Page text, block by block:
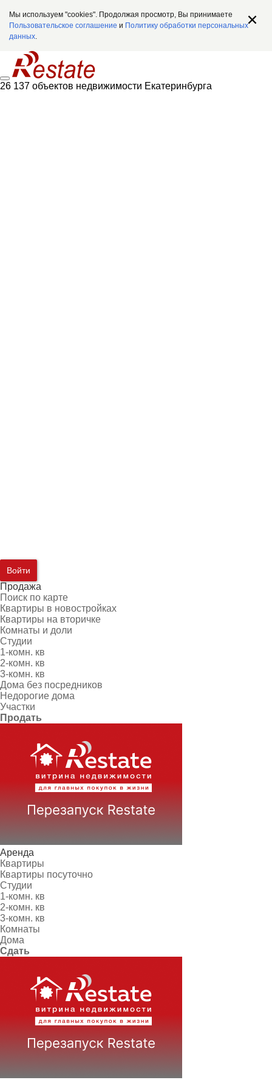
Мы используем "cookies". Продолжая просмотр, Вы принимаете
Пользовательское соглашение и Политику обработки персональных
данных.
26 137 объектов недвижимости Екатеринбурга
Войти
Продажа
Поиск по карте
Квартиры в новостройках
Квартиры на вторичке
Комнаты и доли
Студии
1-комн. кв
2-комн. кв
3-комн. кв
Дома без посредников
Недорогие дома
Участки
Продать
Аренда
Квартиры
Квартиры посуточно
Студии
1-комн. кв
2-комн. кв
3-комн. кв
Комнаты
Дома
Сдать